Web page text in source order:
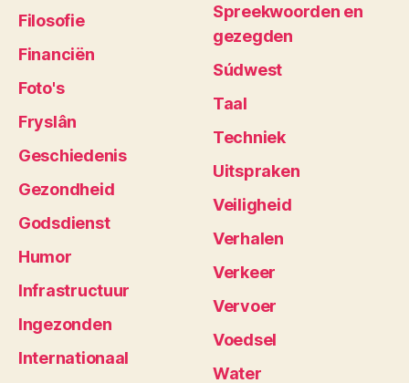
Filosofie
Financiën
Foto's
Fryslân
Geschiedenis
Gezondheid
Godsdienst
Humor
Infrastructuur
Ingezonden
Internationaal
Spreekwoorden en
gezegden
Súdwest
Taal
Techniek
Uitspraken
Veiligheid
Verhalen
Verkeer
Vervoer
Voedsel
Water